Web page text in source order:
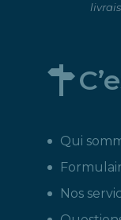
Qui
Nos